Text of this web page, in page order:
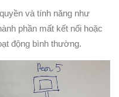
và tính năng như
phần mất kết nối hoặc
động bình thường.